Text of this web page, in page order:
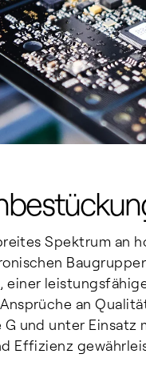
Spektrum an
einer
an
G und unter
Effizienz